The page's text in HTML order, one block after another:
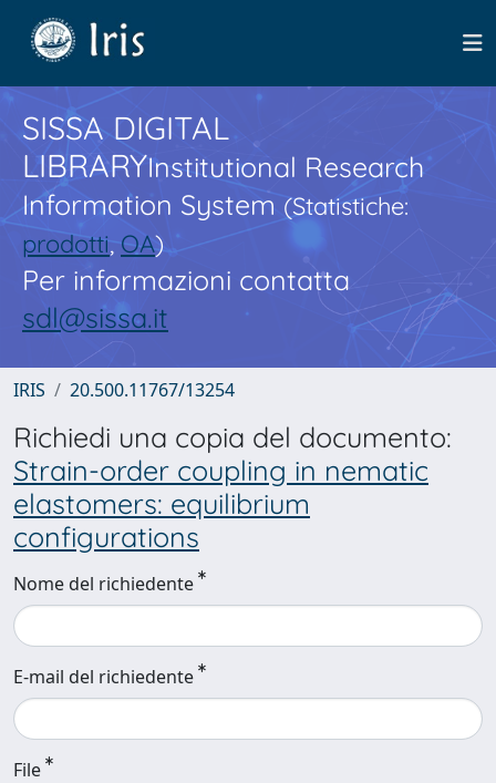
SISSA DIGITAL
LIBRARYInstitutional Research
Information System(Statistiche:
prodotti,OA)
Per informazioni contatta
sdl@sissa.it
IRIS 20.500.11767/13254
Richiedi una copia del documento:
Strain-order coupling in nematic
elastomers: equilibrium
configurations
Nome del richiedente
E-mail del richiedente
File